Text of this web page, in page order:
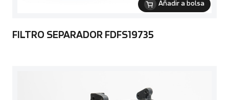
Añadir a bolsa
FILTRO SEPARADOR FDFS19735